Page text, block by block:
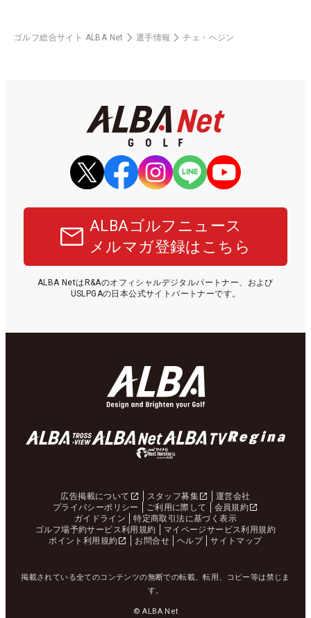
ゴルフ総合サイト ALBA Net 選手情報 チェ・ヘジン
ALBAゴルフニュース
メルマガ登録はこちら
ALBA NetはR&Aのオフィシャルデジタルパートナー、および
USLPGAの日本公式サイトパートナーです。
広告掲載について スタッフ募集
運営会社
プライバシーポリシー
ご利用に際して
会員規約
ガイドライン
特定商取引法に基づく表示
ゴルフ場予約サービス利用規約
マイページサービス利用規約
ポイント利用規約
お問合せ ヘルプ サイトマップ
掲載されている全てのコンテンツの無断での転載、転用、コピー等は禁じま
す。
© ALBA Net